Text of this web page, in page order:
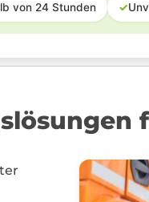
von 24 Stunden ✓